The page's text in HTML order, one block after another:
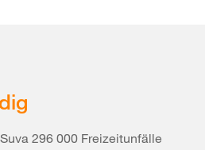
296 000 Freizeitunfälle